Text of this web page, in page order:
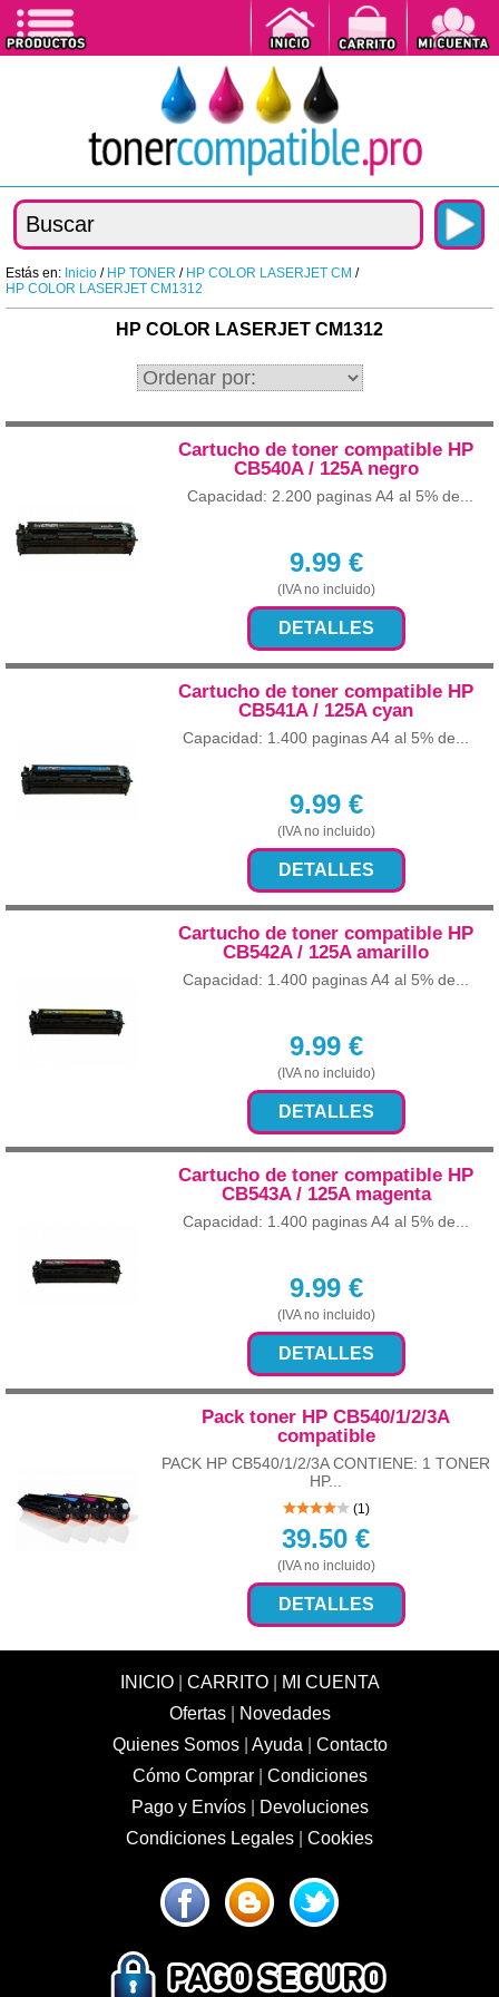
Estás en: Inicio / HP TONER / HP COLOR LASERJET CM /
HP COLOR LASERJET CM1312
HP COLOR LASERJET CM1312
Cartucho de toner compatible HP
CB540A / 125A negro
Capacidad: 2.200 paginas A4 al 5% de...
9.99€
(IVA no incluido)
DETALLES
Cartucho de toner compatible HP
CB541A / 125A cyan
Capacidad: 1.400 paginas A4 al 5% de...
9.99€
(IVA no incluido)
DETALLES
Cartucho de toner compatible HP
CB542A / 125A amarillo
Capacidad: 1.400 paginas A4 al 5% de...
9.99€
(IVA no incluido)
DETALLES
Cartucho de toner compatible HP
CB543A / 125A magenta
Capacidad: 1.400 paginas A4 al 5% de...
9.99€
(IVA no incluido)
DETALLES
Pack toner HP CB540/1/2/3A
compatible
PACK HP CB540/1/2/3A CONTIENE: 1 TONER
HP...
(1)
39.50 €
(IVA no incluido)
DETALLES
INICIO| CARRITO|
MI CUENTA
Ofertas|
Novedades
Quienes Somos| Ayuda
Contacto
Cómo Comprar| Condiciones
Pago y Envíos|
Devoluciones
Condiciones Legales
Cookies